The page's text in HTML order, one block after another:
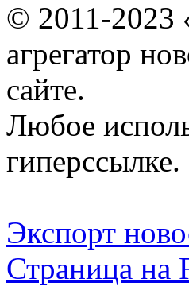
© 2011-2023
агрегатор
сайте.
Любое
гиперссылке.
Экспорт
Страница на